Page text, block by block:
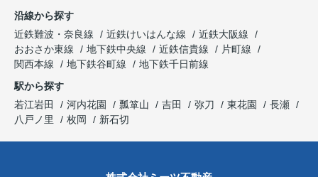
沿線から探す
近鉄難波・奈良線
近鉄けいはんな線
近鉄大阪線
おおさか東線
地下鉄中央線 近鉄信貴線
片町線
関西本線
地下鉄谷町線
地下鉄千日前線
駅から探す
若江岩田
河内花園 瓢箪山 吉田 弥刀 東花園
長瀬
八戸ノ里
枚岡 新石切